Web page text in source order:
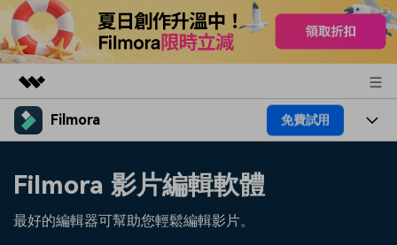
精選產品
實用工具
解決方案
Filmora 免費試用
Filmora 影片編輯軟體
最好的編輯器可幫助您輕鬆編輯影片。